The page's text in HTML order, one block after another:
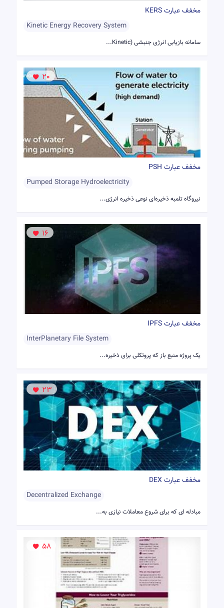
مخفف عبارت KERS
Kinetic Energy Recovery System
سامانه بازیابی انرژی جنبشی (Kinetic...
20
مخفف عبارت PSH
Pumped Storage Hydroelectricity
نیروگاه تلمبه ذخیره‌ای نوعی ذخیره انرژی...
16
مخفف عبارت IPFS
InterPlanetary File System
یک پروژه منبع باز که پروتکلی برای ذخیره...
23
مخفف عبارت DEX
Decentralized Exchange
مبادله ای که برای شروع معاملات نیازی به...
58